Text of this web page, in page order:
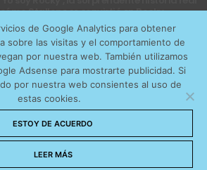
Stallone se convirtió en Rocky
CONTACTO
POLÍTICA DE COOKIES
POLÍTICA DE PRIVACIDAD
Designed by
de Google Analytics para obtener
sobre las visitas y el comportamiento de
por nuestra web. También utilizamos
Adsense para mostrarte publicidad. Si
por nuestra web consientes al uso de
estas cookies.
ESTOY DE ACUERDO
LEER MÁS
y conocer los servicios que
cambiar las preferencias y
sobre las cookies que
Política de cookies
Aceptar cookies
No permitir cookies